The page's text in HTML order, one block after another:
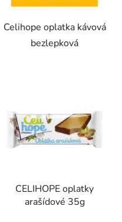
Celihope oplatka kávová
bezlepková
CELIHOPE oplatky
arašídové 35g